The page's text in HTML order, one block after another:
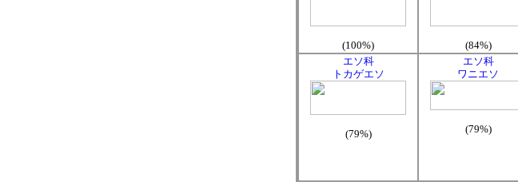
(100%) (84%)
エソ科
トカゲエソ
(79%)
エソ科
ワニエソ
(79%)